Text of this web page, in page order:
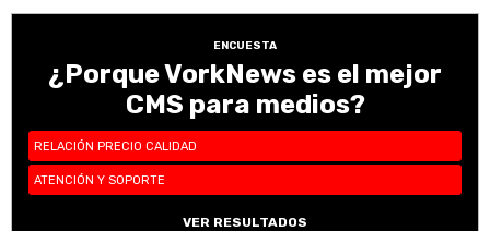
ENCUESTA
¿Porque VorkNews es el mejor
CMS para medios?
RELACIÓN PRECIO CALIDAD
ATENCIÓN Y SOPORTE
VER RESULTADOS